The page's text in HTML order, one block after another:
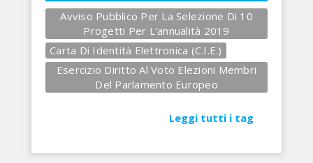
Avviso Pubblico Per La Selezione Di 10
Progetti Per L'annualità 2019
Carta Di Identità Elettronica (C.I.E.)
Esercizio Diritto Al Voto Elezioni Membri
Del Parlamento Europeo
Leggi tutti i tag